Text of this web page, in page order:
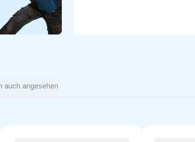
auch angesehen